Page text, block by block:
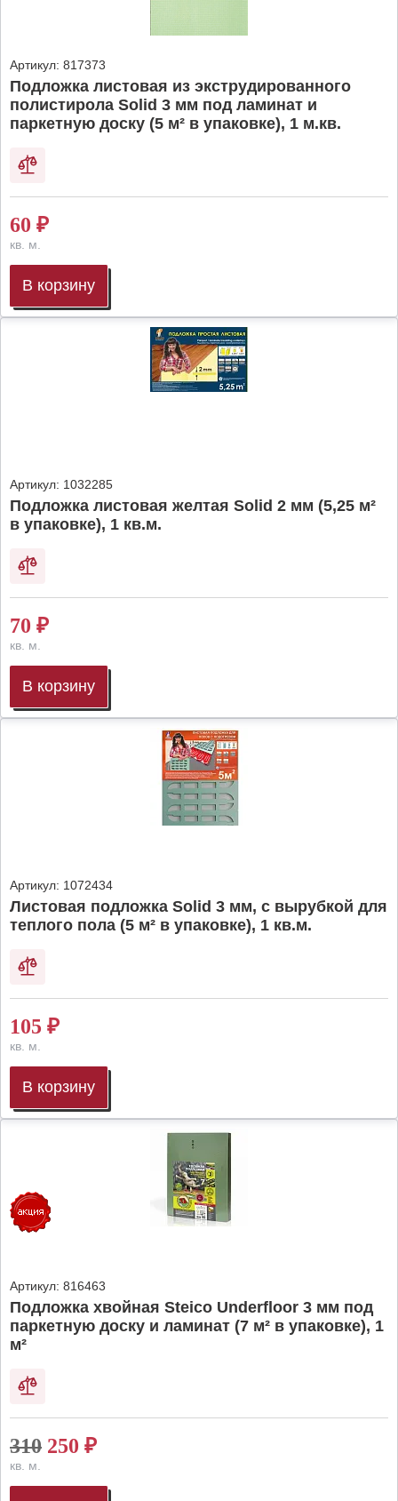
Артикул: 817373
Подложка листовая из экструдированного
полистирола Solid 3 мм под ламинат и
паркетную доску (5 м² в упаковке), 1 м.кв.
60 ₽
кв. м.
В корзину
Артикул: 1032285
Подложка листовая желтая Solid 2 мм (5,25 м²
в упаковке), 1 кв.м.
70 ₽
кв. м.
В корзину
Артикул: 1072434
Листовая подложка Solid 3 мм, с вырубкой для
теплого пола (5 м² в упаковке), 1 кв.м.
105 ₽
кв. м.
В корзину
Артикул: 816463
Подложка хвойная Steico Underfloor 3 мм под
паркетную доску и ламинат (7 м² в упаковке), 1
м²
310 250 ₽
кв. м.